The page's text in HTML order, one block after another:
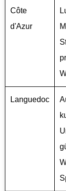
Côte
d'Azur
Languedoc